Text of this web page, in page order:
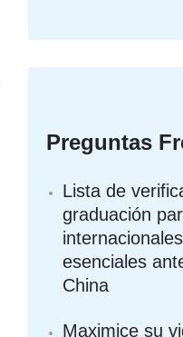
Preguntas
Lista de
graduación
esenciales
China
Maximice su